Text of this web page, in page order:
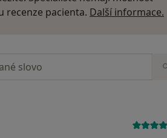
recenze pacienta. Další informace.